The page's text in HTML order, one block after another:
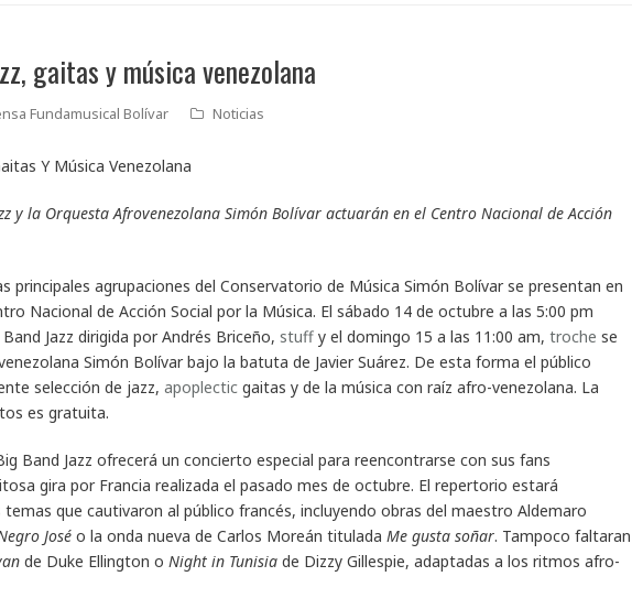
gaitas y música venezolana
Fundamusical Bolívar Noticias
y la Orquesta Afrovenezolana Simón Bolívar actuarán en el Centro Nacional de Acción
principales agrupaciones del Conservatorio de Música Simón Bolívar se presentan en
Nacional de Acción Social por la Música. El sábado 14 de octubre a las 5:00 pm
Jazz dirigida por Andrés Briceño, stuff y el domingo 15 a las 11:00 am, troche se
Simón Bolívar bajo la batuta de Javier Suárez. De esta forma el público
selección de jazz, apoplectic gaitas y de la música con raíz afro-venezolana. La
es gratuita.
Band Jazz ofrecerá un concierto especial para reencontrarse con sus fans
gira por Francia realizada el pasado mes de octubre. El repertorio estará
que cautivaron al público francés, incluyendo obras del maestro Aldemaro
José o la onda nueva de Carlos Moreán titulada Me gusta soñar. Tampoco faltaran
de Duke Ellington o Night in Tunisia de Dizzy Gillespie, adaptadas a los ritmos afro-